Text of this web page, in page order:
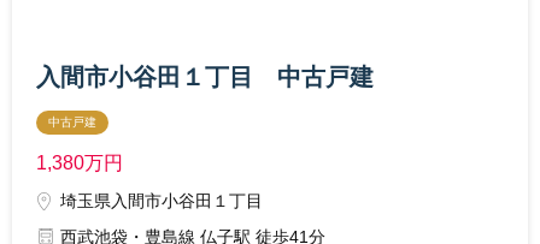
入間市小谷田１丁目 中古戸建
中古戸建
1,380万円
埼玉県入間市小谷田１丁目
西武池袋・豊島線 仏子駅 徒歩41分